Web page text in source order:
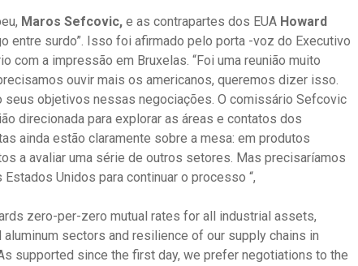
Maros Sefcovic, e as contrapartes dos EUA Howard
entre surdo”. Isso foi afirmado pelo porta -voz do Executivo
com a impressão em Bruxelas. “Foi uma reunião muito
ouvir mais os americanos, queremos dizer isso.
seus objetivos nessas negociações. O comissário Sefcovic
direcionada para explorar as áreas e contatos dos
ainda estão claramente sobre a mesa: em produtos
a avaliar uma série de outros setores. Mas precisaríamos
Unidos para continuar o processo “,
zero-per-zero mutual rates for all industrial assets,
sectors and resilience of our supply chains in
supported since the first day, we prefer negotiations to the